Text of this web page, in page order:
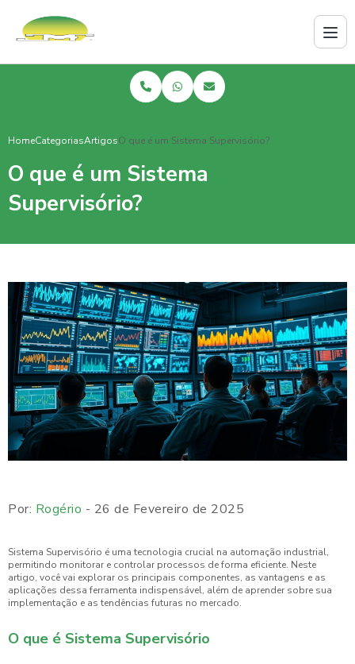
HomeCategoriasArtigosO que é um Sistema Supervisório?
O que é um Sistema
Supervisório?
Por: Rogério - 26 de Fevereiro de 2025
Sistema Supervisório é uma tecnologia crucial na automação industrial,
permitindo monitorar e controlar processos de forma eficiente. Neste
artigo, você vai explorar os principais componentes, as vantagens e as
aplicações dessa ferramenta indispensável, além de aprender sobre sua
implementação e as tendências futuras no mercado.
O que é Sistema Supervisório